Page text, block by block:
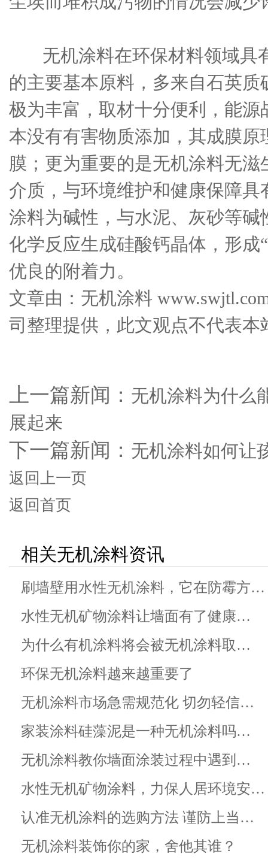
无机涂料在环保材料领域具
的主要基本原料，多来自石英
极为丰富，取材十分便利，能
本没有有害物质添加，其成膜
膜；更为重要的是无机涂料无
介质，与环境维护和健康保障
涂料为碱性，与水泥、灰砂等
化学反应生成硅酸钙晶体，形成
优良的附着力。
文章由：无机涂料
司整理提供，此文观点不代表本
上一篇新闻： 无机涂料为什么
展起来
下一篇新闻： 无机涂料如何让
返回上一页
返回首页
相关无机涂料资讯
刷墙壁用水性无机涂料，它在防霉方…
水性无机矿物涂料让墙面有了健康…
为什么有机涂料将会被无机涂料取…
环保无机涂料越来越重要了
无机涂料市场急需规范化 切勿轻信…
家装涂料硅藻泥是一种无机涂料吗…
无机涂料教你墙面涂装过程中遇到…
水性无机矿物涂料，力保人居环境安…
认准无机涂料的选购方法 谨防上当…
无机涂料装饰你的家，舍他其谁？